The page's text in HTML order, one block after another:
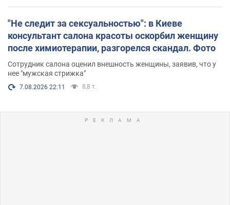
"Не следит за сексуальностью": в Киеве
консультант салона красоты оскорбил женщину
после химиотерапии, разгорелся скандал. Фото
Сотрудник салона оценил внешность женщины, заявив, что у
нее "мужская стрижка"
7.08.2026 22:11 8,8 т.